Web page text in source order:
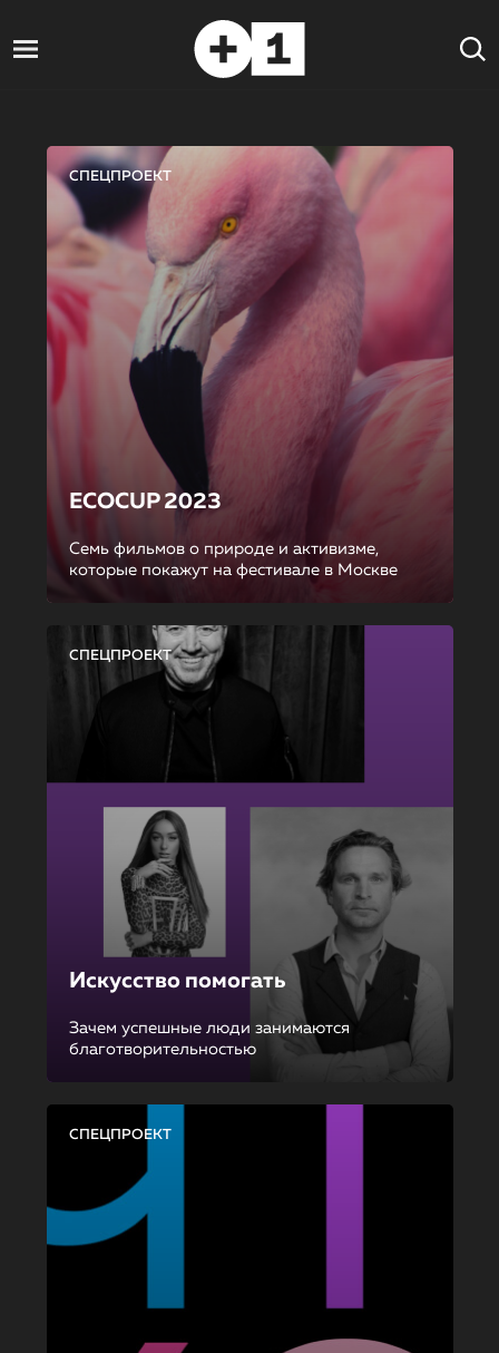
СПЕЦПРОЕКТ
ECOCUP 2023
Семь фильмов о природе и активизме,
которые покажут на фестивале в Москве
СПЕЦПРОЕКТ
Искусство помогать
Зачем успешные люди занимаются
благотворительностью
СПЕЦПРОЕКТ